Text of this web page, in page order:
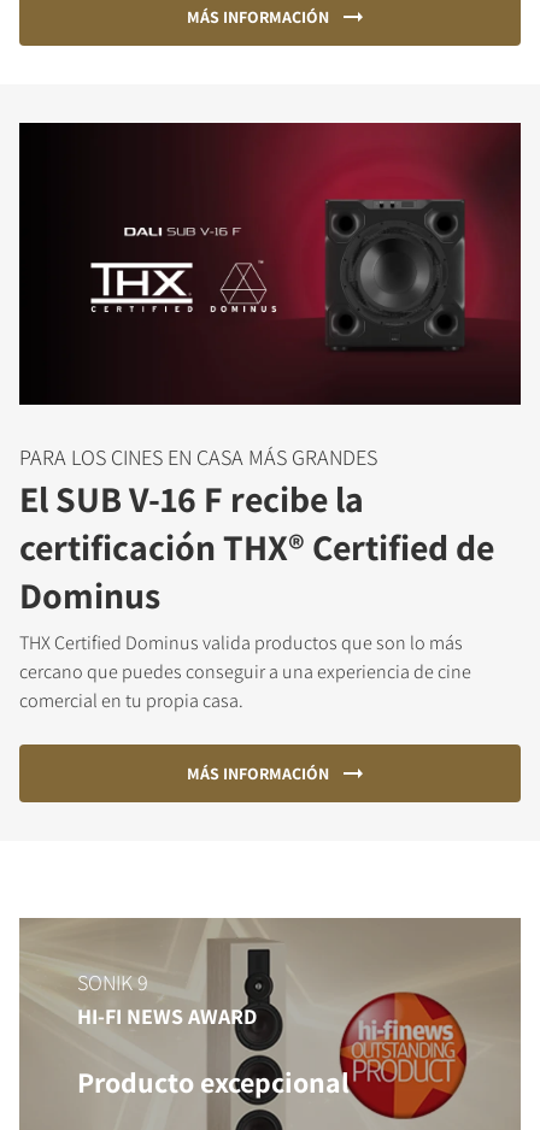
MÁS INFORMACIÓN
PARA LOS CINES EN CASA MÁS GRANDES
El SUB V-16 F recibe la
certificación THX® Certified de
Dominus
THX Certified Dominus valida productos que son lo más
cercano que puedes conseguir a una experiencia de cine
comercial en tu propia casa.
MÁS INFORMACIÓN
SONIK 9
HI-FI NEWS AWARD
Producto excepcional